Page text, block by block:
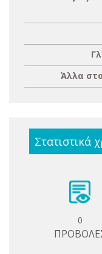
Άλλα
Στατιστικά
0